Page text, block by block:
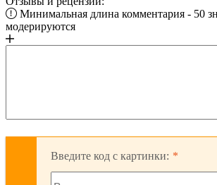
Минимальная длина комментария - 50
модерируются
Введите код с картинки: